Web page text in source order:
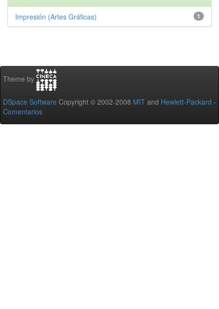
1
Impresión (Artes Gráficas)
Theme by
DSpace Software Copyright © 2002-2008 MIT and Hewlett-Packard -
Comentarios